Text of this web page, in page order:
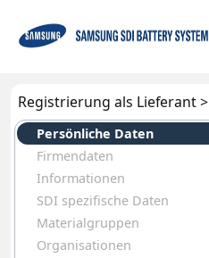
Persönliche Daten
Firmendaten
Informationen
SDI spezifische Daten
Materialgruppen
Organisationen
Registrierung als Lieferant >